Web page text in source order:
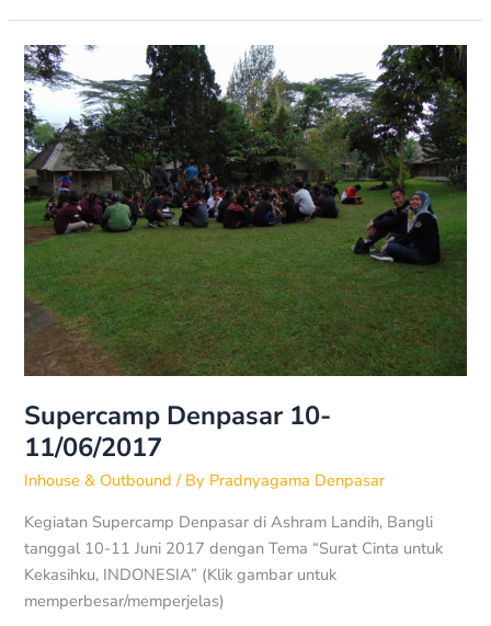
Supercamp Denpasar 10-
11/06/2017
Inhouse & Outbound / By Pradnyagama Denpasar
Kegiatan Supercamp Denpasar di Ashram Landih, Bangli
tanggal 10-11 Juni 2017 dengan Tema “Surat Cinta untuk
Kekasihku, INDONESIA” (Klik gambar untuk
memperbesar/memperjelas)
Supercamp
Denpasar
10-
11/06/2017